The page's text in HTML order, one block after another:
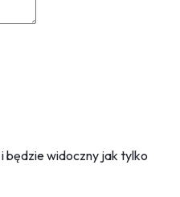
będzie widoczny jak tylko